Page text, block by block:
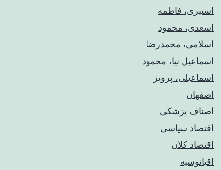
استیری، فاطمه
اسعدی، محمود
اسلامی، محمدرضا
اسماعیل نیا، محمود
اسماعیلی، پرویز
اصفهان
اصناف پزشکی
اقتصاد سیاسی
اقتصاد کلان
اقیانوسیه